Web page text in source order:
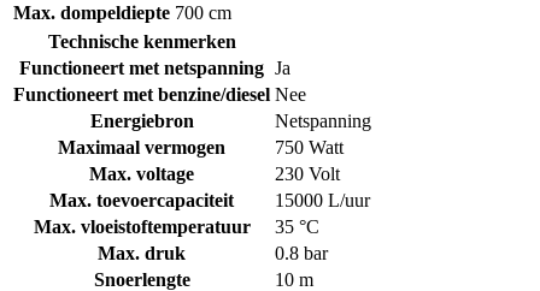
Max. dompeldiepte 700 cm
Technische kenmerken
Functioneert met netspanning Ja
Functioneert met benzine/diesel Nee
Energiebron
Netspanning
Maximaal vermogen
750 Watt
Max. voltage
230 Volt
Max. toevoercapaciteit
15000 L/uur
Max. vloeistoftemperatuur
35 °C
Max. druk
0.8 bar
Snoerlengte
10 m